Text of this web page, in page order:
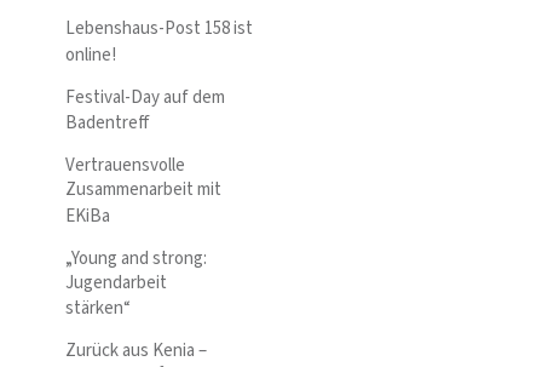
Lebenshaus-Post 158 ist
online!
Festival-Day auf dem
Badentreff
Vertrauensvolle
Zusammenarbeit mit
EKiBa
„Young and strong:
Jugendarbeit
stärken“
Zurück aus Kenia –